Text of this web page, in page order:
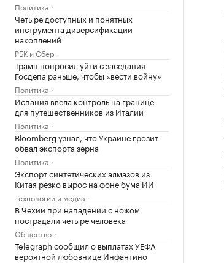
Политика
Четыре доступных и понятных
инструмента диверсификации
накоплений
РБК и Сбер
Трамп попросил уйти с заседания
Госдепа раньше, чтобы «вести войну»
Политика
Испания ввела контроль на границе
для путешественников из Италии
Политика
Bloomberg узнал, что Украине грозит
обвал экспорта зерна
Политика
Экспорт синтетических алмазов из
Китая резко вырос на фоне бума ИИ
Технологии и медиа
В Чехии при нападении с ножом
пострадали четыре человека
Общество
Telegraph сообщил о выплатах УЕФА
вероятной любовнице Инфантино